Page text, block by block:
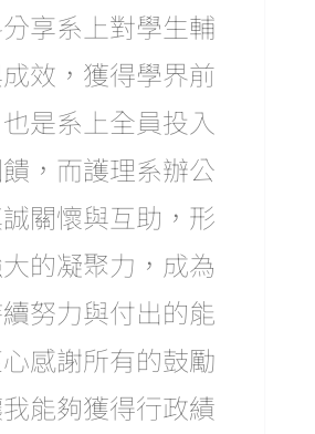
享系上對學生輔
效，獲得學界前
是系上全員投入
，而護理系辦公
關懷與互助，形
的凝聚力，成為
努力與付出的能
感謝所有的鼓勵
能夠獲得行政績